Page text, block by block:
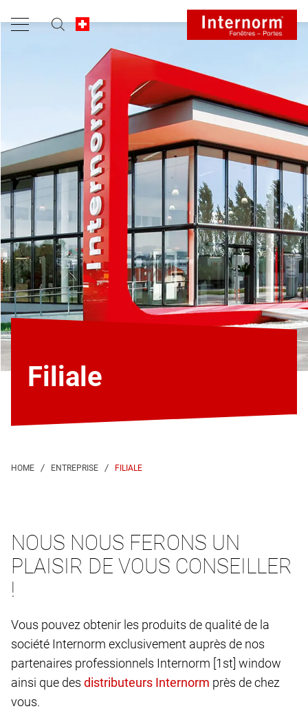
Filiale
FILIALE
NOUS NOUS FERONS UN
PLAISIR DE VOUS CONSEILLER
!
Vous pouvez obtenir les produits de qualité de la
société Internorm exclusivement auprès de nos
partenaires professionnels Internorm [1st] window
ainsi que des
près de chez
vous.